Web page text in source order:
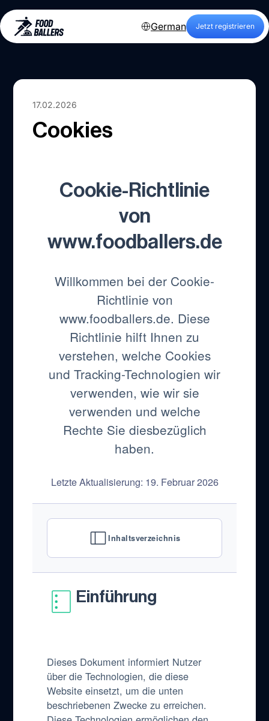
German Jetzt registrieren
17.02.2026
Cookies
Cookie-Richtlinie
von
www.foodballers.de
Willkommen bei der Cookie-
Richtlinie von
www.foodballers.de. Diese
Richtlinie hilft Ihnen zu
verstehen, welche Cookies
und Tracking-Technologien wir
verwenden, wie wir sie
verwenden und welche
Rechte Sie diesbezüglich
haben.
Letzte Aktualisierung: 19. Februar 2026
Inhaltsverzeichnis
Einführung
Dieses Dokument informiert Nutzer
über die Technologien, die diese
Website einsetzt, um die unten
beschriebenen Zwecke zu erreichen.